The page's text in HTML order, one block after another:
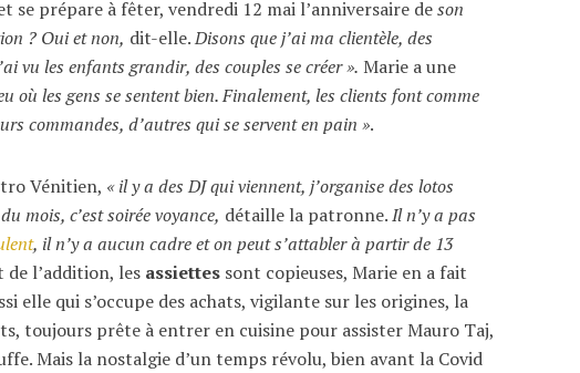
se prépare à fêter, vendredi 12 mai l’anniversaire deson
? Oui et non, dit-elle.Disons que j’ai ma clientèle, des
vu les enfants grandir, des couples se créer ». Marie a une
où les gens se sentent bien. Finalement, les clients font comme
commandes, d’autres qui se servent en pain ».
Vénitien, « il y a des DJ qui viennent, j’organise des lotos
mois, c’est soirée voyance, détaille la patronne.Il n’y a pas
, il n’y a aucun cadre et on peut s’attabler à partir de 13
l’addition, les assiettes sont copieuses, Marie en a fait
elle qui s’occupe des achats, vigilante sur les origines, la
toujours prête à entrer en cuisine pour assister Mauro Taj,
Mais la nostalgie d’un temps révolu, bien avant la Covid